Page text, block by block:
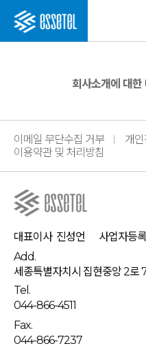
회사소개에 대한
이메일 무단수집 거부 개
이용약관 및 처리방침
대표이사 진성언 사업자등
Add.
세종특별자치시 집현중앙 2로
Tel.
044-866-4511
Fax.
044-866-7237